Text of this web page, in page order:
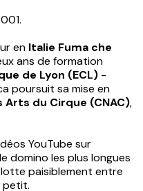
en Italie Fuma che
ans de formation
de Lyon (ECL) -
poursuit sa mise en
du Cirque (CNAC),
YouTube sur
domino les plus longues
paisiblement entre
petit.